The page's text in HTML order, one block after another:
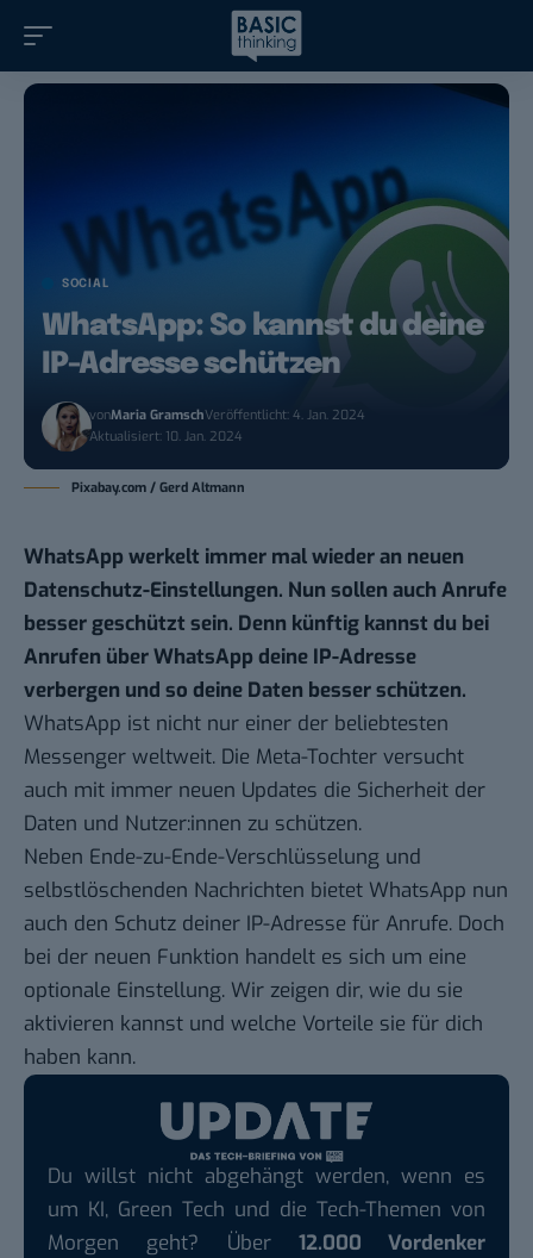
SOCIAL
WhatsApp: So kannst du deine
IP-Adresse schützen
vonMaria GramschVeröffentlicht: 4. Jan. 2024
Aktualisiert: 10. Jan. 2024
Pixabay.com / Gerd Altmann
WhatsApp werkelt immer mal wieder an neuen
Datenschutz-Einstellungen. Nun sollen auch Anrufe
besser geschützt sein. Denn künftig kannst du bei
Anrufen über WhatsApp deine IP-Adresse
verbergen und so deine Daten besser schützen.
WhatsApp ist nicht nur einer der beliebtesten
Messenger weltweit. Die Meta-Tochter versucht
auch mit immer neuen Updates die Sicherheit der
Daten und Nutzer:innen zu schützen.
Neben Ende-zu-Ende-Verschlüsselung und
selbstlöschenden Nachrichten bietet WhatsApp nun
auch den Schutz deiner IP-Adresse für Anrufe. Doch
bei der neuen Funktion handelt es sich um eine
optionale Einstellung. Wir zeigen dir, wie du sie
aktivieren kannst und welche Vorteile sie für dich
haben kann.
Du willst nicht abgehängt werden, wenn es
um KI, Green Tech und die Tech-Themen von
Morgen geht? Über 12.000 Vordenker